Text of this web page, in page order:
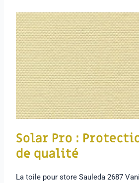
Solar Pro :
de qualité
La toile pour store Sauleda 2687